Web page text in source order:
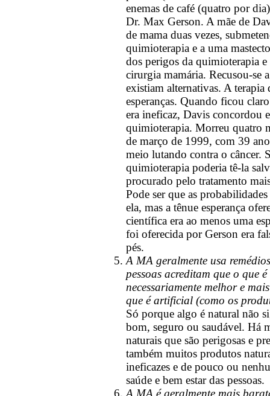
enemas de café (quatro por
Dr. Max Gerson. A mãe de
de mama duas vezes,
quimioterapia e a uma
dos perigos da quimioterapia e
cirurgia mamária. Recusou-se
existiam alternativas. A terapia
esperanças. Quando ficou
era ineficaz, Davis concordou
quimioterapia. Morreu quatro
de março de 1999, com 39
meio lutando contra o câncer.
quimioterapia poderia tê-la
procurado pelo tratamento
Pode ser que as
ela, mas a tênue esperança
científica era ao menos uma
foi oferecida por Gerson era
pés.
A MA geralmente usa
pessoas acreditam que o que é
necessariamente melhor e
que é artificial (como os
Só porque algo é natural não
bom, seguro ou saudável. Há
naturais que são perigosas e
também muitos produtos
ineficazes e de pouco ou
saúde e bem estar das pessoas.
A MA é geralmente mais